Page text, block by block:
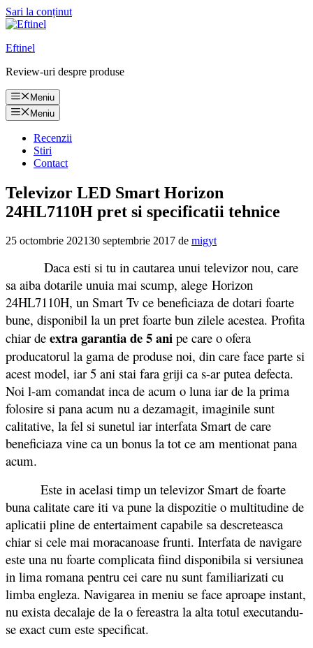
Sari la conținut
Eftinel
Review-uri despre produse
Meniu
Meniu
Recenzii
Stiri
Contact
Televizor LED Smart Horizon
24HL7110H pret si specificatii tehnice
25 octombrie 202130 septembrie 2017 de migyt
Daca esti si tu in cautarea unui televizor nou, care
sa aiba dotarile unuia mai scump, alege Horizon
24HL7110H, un Smart Tv ce beneficiaza de dotari foarte
bune, disponibil la un pret foarte bun zilele acestea. Profita
chiar de extra garantia de 5 ani pe care o ofera
producatorul la gama de produse noi, din care face parte si
acest model, iar 5 ani stai fara griji ca s-ar putea defecta.
Noi l-am comandat inca de acum o luna iar de la prima
folosire si pana acum nu a dezamagit, imaginile sunt
calitative, la fel si sunetul iar interfata Smart de care
beneficiaza vine ca un bonus la tot ce am mentionat pana
acum.
Este in acelasi timp un televizor Smart de foarte
buna calitate care iti va pune la dispozitie o multitudine de
aplicatii pline de entertaiment capabile sa descreteasca
chiar si cele mai moracanoase frunti. Interfata de navigare
este una nu foarte complicata fiind disponibila si versiunea
in lima romana pentru cei care nu sunt familiarizati cu
limba engleza. Navigarea in meniu se face aproape instant,
nu exista decalaje de la o fereastra la alta totul executandu-
se exact cum este specificat.